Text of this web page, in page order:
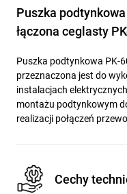
Puszka
łączona ceglasty
Puszka podtynkowa PK-
przeznaczona jest do
instalacjach
montażu podtynkowym
realizacji połączeń
Cechy